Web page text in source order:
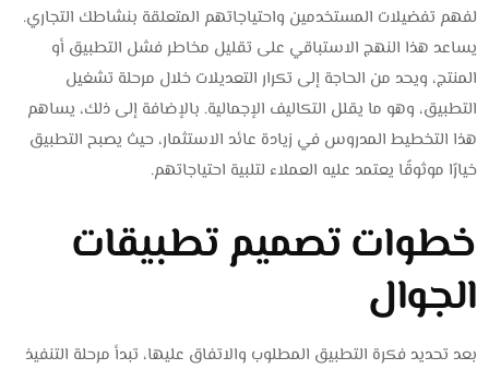
لفهم تفضيلات المستخدمين واحتياجاتهم المتعلقة بنشاطك التجاري.
يساعد هذا النهج الاستباقي على تقليل مخاطر فشل التطبيق أو
المنتج، ويحد من الحاجة إلى تكرار التعديلات خلال مرحلة تشغيل
التطبيق، وهو ما يقلل التكاليف الإجمالية. بالإضافة إلى ذلك، يساهم
هذا التخطيط المدروس في زيادة عائد الاستثمار، حيث يصبح التطبيق
خيارًا موثوقًا يعتمد عليه العملاء لتلبية احتياجاتهم.
خطوات تصميم تطبيقات
الجوال
بعد تحديد فكرة التطبيق المطلوب والاتفاق عليها، تبدأ مرحلة التنفيذ